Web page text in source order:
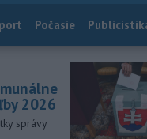
Počasie
2026
správy